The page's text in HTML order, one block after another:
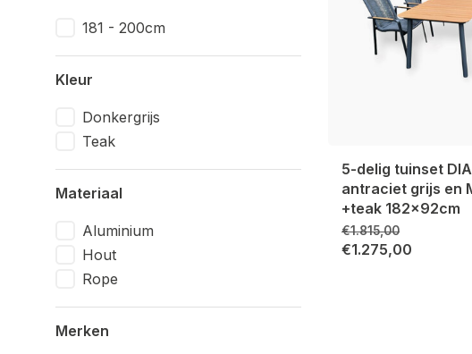
181 - 200cm
Kleur
Donkergrijs
Teak
Materiaal
Aluminium
Hout
Rope
Merken
5-delig tuinset
antraciet grijs en
+teak 182x92cm
€1.815,00
€1.275,00